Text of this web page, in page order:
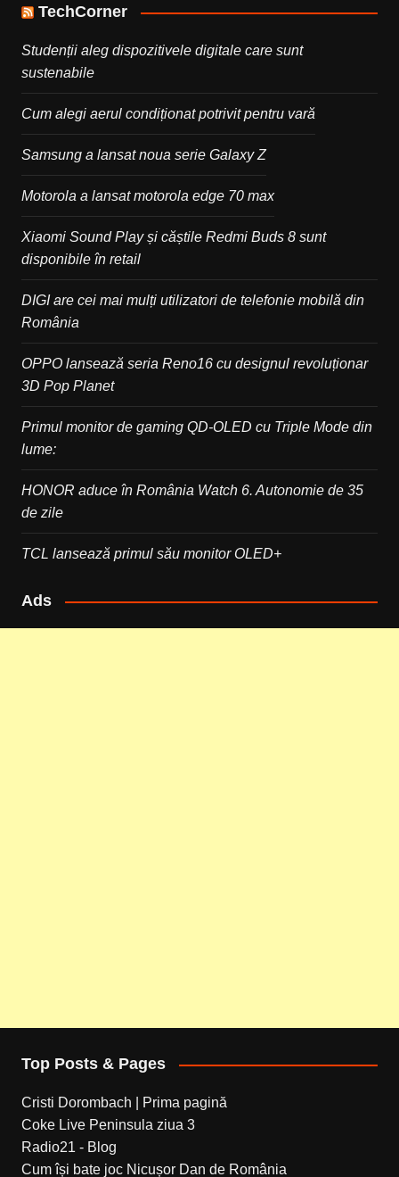
TechCorner
Studenții aleg dispozitivele digitale care sunt
sustenabile
Cum alegi aerul condiționat potrivit pentru vară
Samsung a lansat noua serie Galaxy Z
Motorola a lansat motorola edge 70 max
Xiaomi Sound Play și căștile Redmi Buds 8 sunt
disponibile în retail
DIGI are cei mai mulți utilizatori de telefonie mobilă din
România
OPPO lansează seria Reno16 cu designul revoluționar
3D Pop Planet
Primul monitor de gaming QD-OLED cu Triple Mode din
lume:
HONOR aduce în România Watch 6. Autonomie de 35
de zile
TCL lansează primul său monitor OLED+
Ads
Top Posts & Pages
Cristi Dorombach | Prima pagină
Coke Live Peninsula ziua 3
Radio21 - Blog
Cum își bate joc Nicușor Dan de România